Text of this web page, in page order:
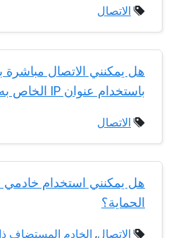
الاتصال
هل يمكنني الاتصال مباشرة
باستخدام عنوان IP الخاص به؟
الاتصال
هل يمكنني استخدام خادمي
الحماية؟
الاتصال, الخادم المستضاف